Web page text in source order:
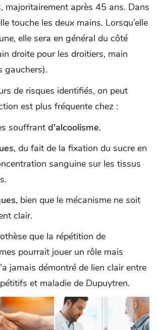
majoritairement après 45 ans. Dans
touche les deux mains. Lorsqu’elle
elle sera en général du côté
droite pour les droitiers, main
gauchers).
de risques identifiés, on peut
est plus fréquente chez :
souffrant d'alcoolisme.
, du fait de la fixation du sucre en
sanguine sur les tissus
, bien que le mécanisme ne soit
clair.
que la répétition de
pourrait jouer un rôle mais
jamais démontré de lien clair entre
et maladie de Dupuytren.